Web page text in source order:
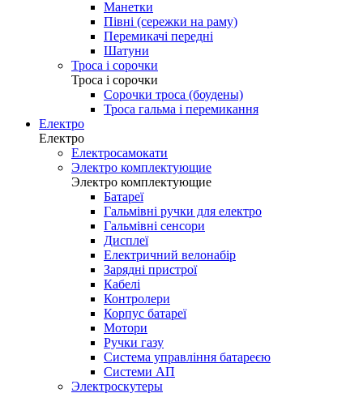
Манетки
Півні (сережки на раму)
Перемикачі передні
Шатуни
Троса і сорочки
Троса і сорочки
Сорочки троса (боудены)
Троса гальма і перемикання
Електро
Електро
Електросамокати
Электро комплектующие
Электро комплектующие
Батареї
Гальмівні ручки для електро
Гальмівні сенсори
Дисплеї
Електричний велонабір
Зарядні пристрої
Кабелі
Контролери
Корпус батареї
Мотори
Ручки газу
Система управління батареєю
Системи АП
Электроскутеры